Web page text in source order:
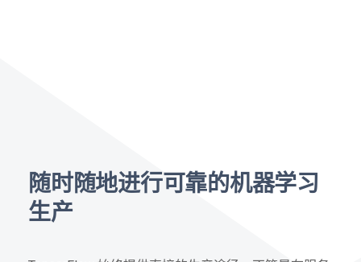
随时随地进行可靠的机器学习
生产